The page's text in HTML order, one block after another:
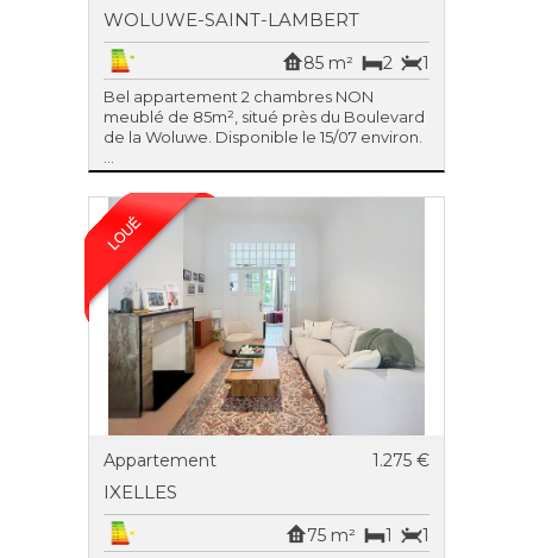
WOLUWE-SAINT-LAMBERT
1
2
85 m²
Bel appartement 2 chambres NON
meublé de 85m², situé près du Boulevard
de la Woluwe. Disponible le 15/07 environ.
Appartement 1.275 €
IXELLES
1
1
75 m²